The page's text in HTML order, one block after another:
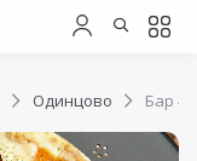
Одинцово Бар